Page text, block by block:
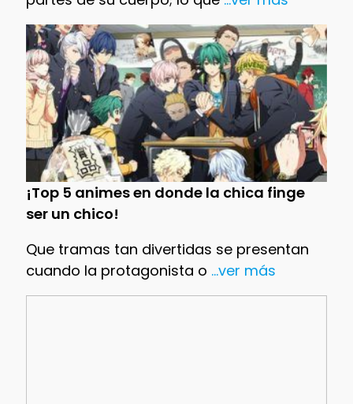
¡Top 5 animes en donde la chica finge
ser un chico!
Que tramas tan divertidas se presentan
cuando la protagonista o ...ver más